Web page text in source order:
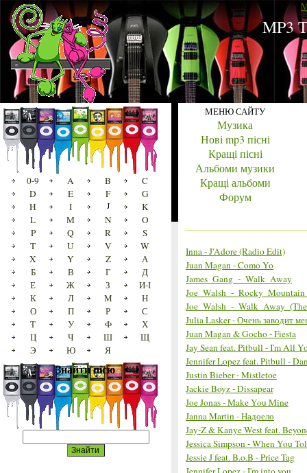
MP3
0-9 A B
C
D
E F
G
H
I J
K
L
M N
O
P
Q R
S
T
U V
W
X
Y Z
А
Б
В Г
Д
Е
Ж З
И-І
К
Л М
Н
О
П Р
С
Т
У Ф
Х
Ц
Ч Ш
Щ
Э
Ю Я
Знайти пісю
МЕНЮ САЙТУ
Музика
Нові mp3 пісні
Кращі пісні
Альбоми музики
Кращі альбоми
Форум
Inna - J'Adore (Radio Edit)
Juan Magan - Como Yo
James_Gang_-_Walk_Away
Joe_Walsh_-
Joe_Walsh_-
Julia Lasker - Очень заводит
Juan Magan & Gocho - Fiesta
Jay Sean feat. Pitbull - I'm All
Jennifer Lopez feat. Pitbull -
Justin Bieber - Mistletoe
Jackie Boyz - Dissapear
Joe Jonas - Make You Mine
Janna Martin - Надоело
Jay-Z & Kanye West feat.
Jessica Simpson - When You
Jessie J feat. B.o.B - Price Tag